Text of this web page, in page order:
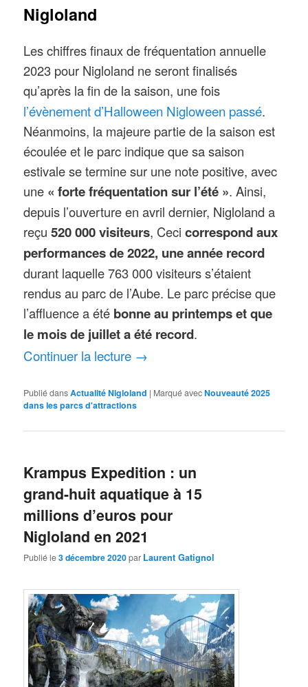
Nigloland
Les chiffres finaux de fréquentation annuelle
2023 pour Nigloland ne seront finalisés
qu’après la fin de la saison, une fois
l’évènement d’Halloween Nigloween passé.
Néanmoins, la majeure partie de la saison est
écoulée et le parc indique que sa saison
estivale se termine sur une note positive, avec
une « forte fréquentation sur l’été ». Ainsi,
depuis l’ouverture en avril dernier, Nigloland a
reçu520 000 visiteurs, Cecicorrespond aux
performances de 2022, une année record
durant laquelle 763 000 visiteurs s’étaient
rendus au parc de l’Aube. Le parc précise que
l’affluence a été bonne au printemps et que
le mois de juillet a été record.
Continuer la lecture →
Publié dansActualité Nigloland | Marqué avecNouveauté 2025
dans les parcs d'attractions
Krampus Expedition : un
grand-huit aquatique à 15
millions d’euros pour
Nigloland en 2021
Publié le3 décembre 2020par Laurent Gatignol